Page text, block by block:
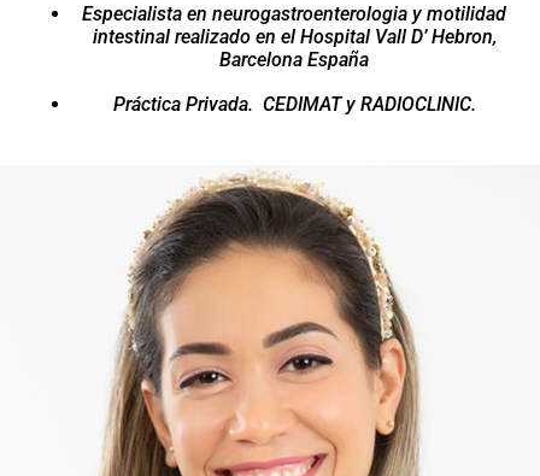
Especialista en neurogastroenterologia y motilidad
intestinal realizado en el Hospital Vall D’ Hebron,
Barcelona España
Práctica Privada. CEDIMAT y RADIOCLINIC.